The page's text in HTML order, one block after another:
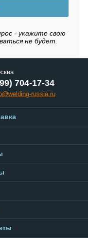
- укажите свою
не будет.
704-17-34
russia.ru